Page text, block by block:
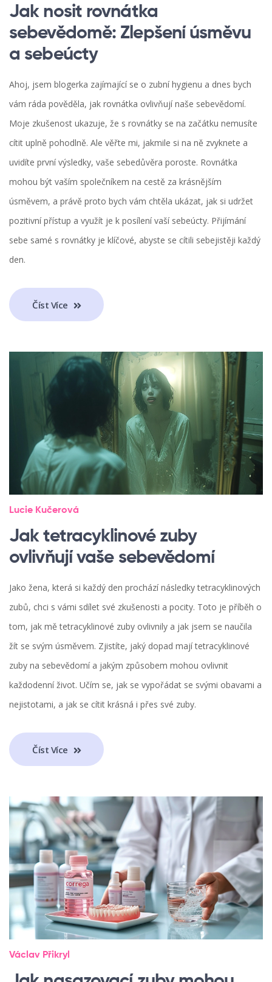
Jak nosit rovnátka
sebevědomě: Zlepšení úsměvu
a sebeúcty
Ahoj, jsem blogerka zajímající se o zubní hygienu a dnes bych
vám ráda pověděla, jak rovnátka ovlivňují naše sebevědomí.
Moje zkušenost ukazuje, že s rovnátky se na začátku nemusíte
cítit uplně pohodlně. Ale věřte mi, jakmile si na ně zvyknete a
uvidíte první výsledky, vaše sebedůvěra poroste. Rovnátka
mohou být vaším společníkem na cestě za krásnějším
úsměvem, a právě proto bych vám chtěla ukázat, jak si udržet
pozitivní přístup a využít je k posílení vaší sebeúcty. Přijímání
sebe samé s rovnátky je klíčové, abyste se cítili sebejistěji každý
den.
Číst Více
Lucie Kučerová
Jak tetracyklinové zuby
ovlivňují vaše sebevědomí
Jako žena, která si každý den prochází následky tetracyklinových
zubů, chci s vámi sdílet své zkušenosti a pocity. Toto je příběh o
tom, jak mě tetracyklinové zuby ovlivnily a jak jsem se naučila
žít se svým úsměvem. Zjistíte, jaký dopad mají tetracyklinové
zuby na sebevědomí a jakým způsobem mohou ovlivnit
každodenní život. Učím se, jak se vypořádat se svými obavami a
nejistotami, a jak se cítit krásná i přes své zuby.
Číst Více
Václav Přikryl